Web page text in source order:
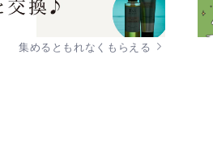
集めるともれなくもらえる